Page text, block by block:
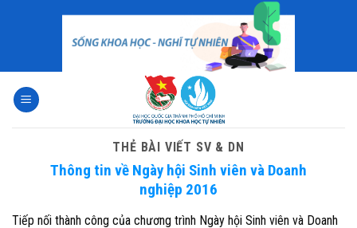
THẺ BÀI VIẾT SV & DN
Thông tin về Ngày hội Sinh viên và Doanh
nghiệp 2016
Tiếp nối thành công của chương trình Ngày hội Sinh viên và Doanh